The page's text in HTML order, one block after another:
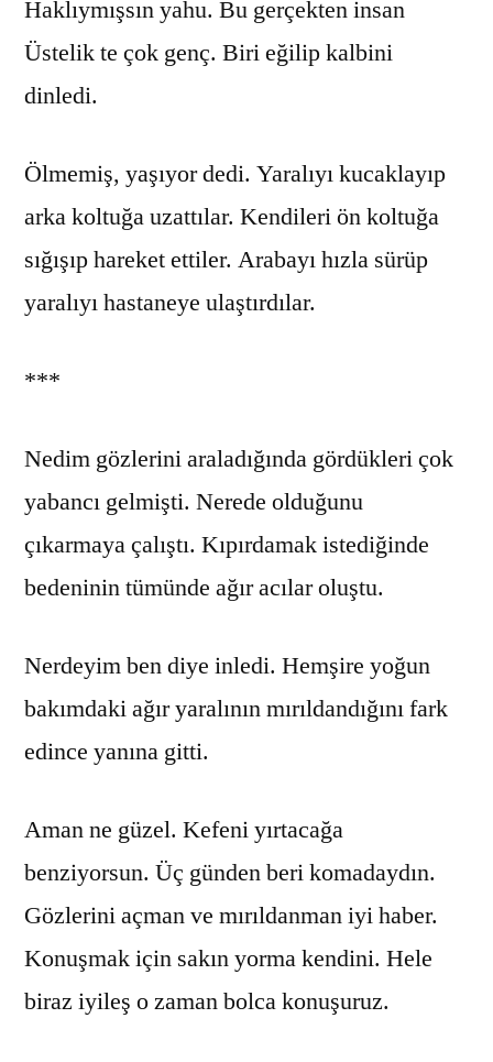
Haklıymışsın yahu. Bu gerçekten insan
Üstelik te çok genç. Biri eğilip kalbini
dinledi.
Ölmemiş, yaşıyor dedi. Yaralıyı kucaklayıp
arka koltuğa uzattılar. Kendileri ön koltuğa
sığışıp hareket ettiler. Arabayı hızla sürüp
yaralıyı hastaneye ulaştırdılar.
***
Nedim gözlerini araladığında gördükleri çok
yabancı gelmişti. Nerede olduğunu
çıkarmaya çalıştı. Kıpırdamak istediğinde
bedeninin tümünde ağır acılar oluştu.
Nerdeyim ben diye inledi. Hemşire yoğun
bakımdaki ağır yaralının mırıldandığını fark
edince yanına gitti.
Aman ne güzel. Kefeni yırtacağa
benziyorsun. Üç günden beri komadaydın.
Gözlerini açman ve mırıldanman iyi haber.
Konuşmak için sakın yorma kendini. Hele
biraz iyileş o zaman bolca konuşuruz.